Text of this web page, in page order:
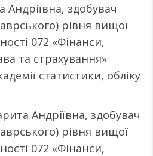
здобувач
рівня вищої
072 «Фінанси,
та страхування»
статистики, обліку
Андріївна, здобувач
рівня вищої
072 «Фінанси,